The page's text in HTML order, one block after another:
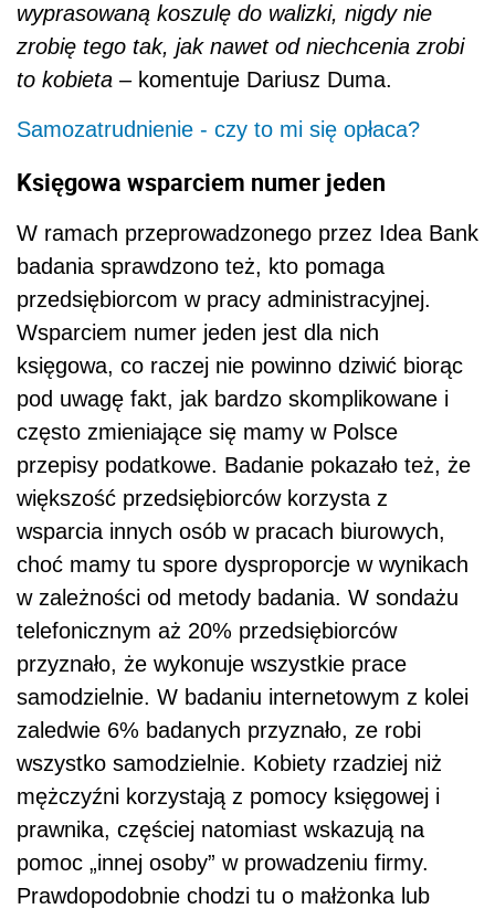
wyprasowaną koszulę do walizki, nigdy nie
zrobię tego tak, jak nawet od niechcenia zrobi
to kobieta – komentuje Dariusz Duma.
Samozatrudnienie - czy to mi się opłaca?
Księgowa wsparciem numer jeden
W ramach przeprowadzonego przez Idea Bank
badania sprawdzono też, kto pomaga
przedsiębiorcom w pracy administracyjnej.
Wsparciem numer jeden jest dla nich
księgowa, co raczej nie powinno dziwić biorąc
pod uwagę fakt, jak bardzo skomplikowane i
często zmieniające się mamy w Polsce
przepisy podatkowe. Badanie pokazało też, że
większość przedsiębiorców korzysta z
wsparcia innych osób w pracach biurowych,
choć mamy tu spore dysproporcje w wynikach
w zależności od metody badania. W sondażu
telefonicznym aż 20% przedsiębiorców
przyznało, że wykonuje wszystkie prace
samodzielnie. W badaniu internetowym z kolei
zaledwie 6% badanych przyznało, ze robi
wszystko samodzielnie. Kobiety rzadziej niż
mężczyźni korzystają z pomocy księgowej i
prawnika, częściej natomiast wskazują na
pomoc „innej osoby” w prowadzeniu firmy.
Prawdopodobnie chodzi tu o małżonka lub